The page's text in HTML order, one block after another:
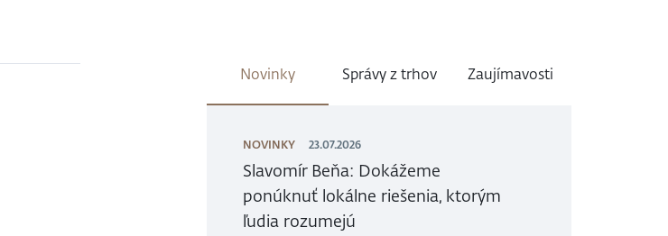
Novinky Správy z trhov Zaujímavosti
NOVINKY 23.07.2026
Slavomír Beňa: Dokážeme
ponúknuť lokálne riešenia, ktorým
ľudia rozumejú